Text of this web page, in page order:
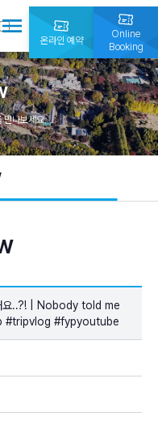
온라인 예약
Online
Booking
만나보세요.
요..?! | Nobody told me
#tripvlog #fypyoutube